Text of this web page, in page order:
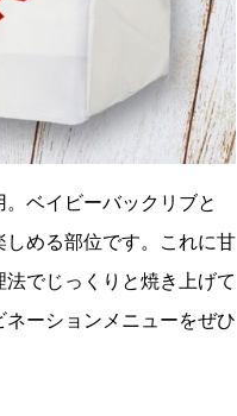
ベイビーバックリブと
める部位です。これに甘
でじっくりと焼き上げて
ーションメニューをぜひ